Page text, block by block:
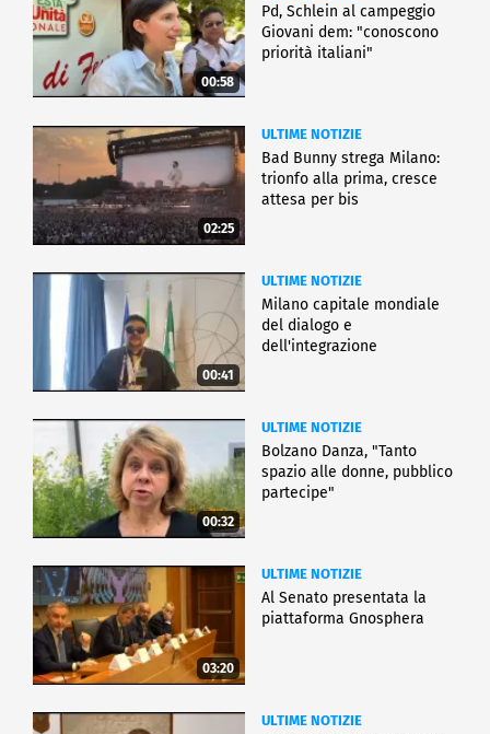
00:58
Pd, Schlein al campeggio
Giovani dem: "conoscono
priorità italiani"
02:25
ULTIME NOTIZIE
Bad Bunny strega Milano:
trionfo alla prima, cresce
attesa per bis
00:41
ULTIME NOTIZIE
Milano capitale mondiale
del dialogo e
dell'integrazione
00:32
ULTIME NOTIZIE
Bolzano Danza, "Tanto
spazio alle donne, pubblico
partecipe"
03:20
ULTIME NOTIZIE
Al Senato presentata la
piattaforma Gnosphera
ULTIME NOTIZIE